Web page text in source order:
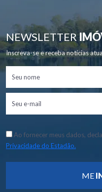
NEWSLETTER
Inscreva-se e receba notícias
Ao fornecer meus dados,
Privacidade do Estadão.
ME